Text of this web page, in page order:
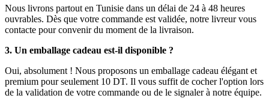
Nous livrons partout en Tunisie dans un délai de 24 à 48 heures
ouvrables. Dès que votre commande est validée, notre livreur vous
contacte pour convenir du moment de la livraison.
3. Un emballage cadeau est-il disponible ?
Oui, absolument ! Nous proposons un emballage cadeau élégant et
premium pour seulement 10 DT. Il vous suffit de cocher l'option lors
de la validation de votre commande ou de le signaler à notre équipe.